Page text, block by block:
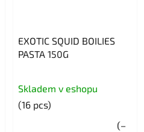
EXOTIC SQUID BOILIES
PASTA 150G
average
Skladem v eshopu
(16 pcs)
(–